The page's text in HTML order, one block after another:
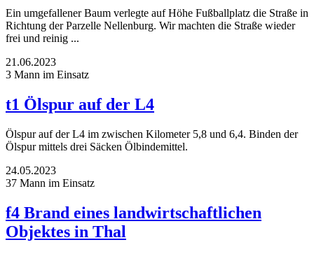
Ein umgefallener Baum verlegte auf Höhe Fußballplatz die Straße in
Richtung der Parzelle Nellenburg. Wir machten die Straße wieder
frei und reinig ...
21.06.2023
3 Mann im Einsatz
t1 Ölspur auf der L4
Ölspur auf der L4 im zwischen Kilometer 5,8 und 6,4. Binden der
Ölspur mittels drei Säcken Ölbindemittel.
24.05.2023
37 Mann im Einsatz
f4 Brand eines landwirtschaftlichen
Objektes in Thal